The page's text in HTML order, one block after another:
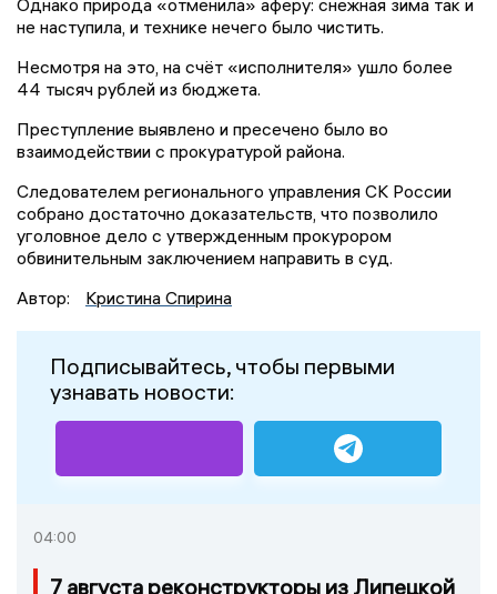
Однако природа «отменила» аферу: снежная зима так и
не наступила, и технике нечего было чистить.
Несмотря на это, на счёт «исполнителя» ушло более
44 тысяч рублей из бюджета.
Преступление выявлено и пресечено было во
взаимодействии с прокуратурой района.
Следователем регионального управления СК России
собрано достаточно доказательств, что позволило
уголовное дело с утвержденным прокурором
обвинительным заключением направить в суд.
Автор:
Кристина Спирина
Подписывайтесь, чтобы первыми
узнавать новости:
04:00
7 августа реконструкторы из Липецкой